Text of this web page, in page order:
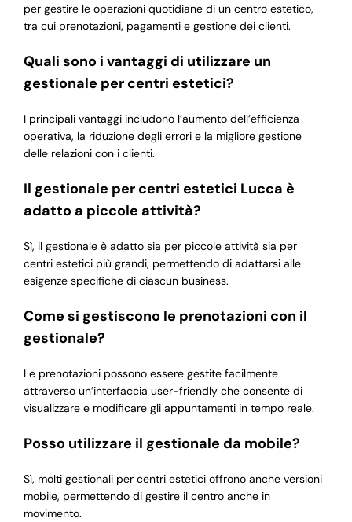
per gestire le operazioni quotidiane di un centro estetico,
tra cui prenotazioni, pagamenti e gestione dei clienti.
Quali sono i vantaggi di utilizzare un
gestionale per centri estetici?
I principali vantaggi includono l’aumento dell’efficienza
operativa, la riduzione degli errori e la migliore gestione
delle relazioni con i clienti.
Il gestionale per centri estetici Lucca è
adatto a piccole attività?
Sì, il gestionale è adatto sia per piccole attività sia per
centri estetici più grandi, permettendo di adattarsi alle
esigenze specifiche di ciascun business.
Come si gestiscono le prenotazioni con il
gestionale?
Le prenotazioni possono essere gestite facilmente
attraverso un’interfaccia user-friendly che consente di
visualizzare e modificare gli appuntamenti in tempo reale.
Posso utilizzare il gestionale da mobile?
Sì, molti gestionali per centri estetici offrono anche versioni
mobile, permettendo di gestire il centro anche in
movimento.